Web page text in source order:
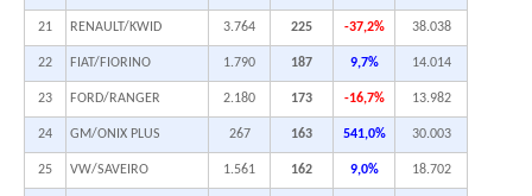
21 RENAULT/KWID 3.764 225 -37,2% 38.038
22 FIAT/FIORINO 1.790 187 9,7% 14.014
23 FORD/RANGER 2.180 173 -16,7% 13.982
24 GM/ONIX PLUS 267 163 541,0% 30.003
25 VW/SAVEIRO 1.561 162 9,0% 18.702